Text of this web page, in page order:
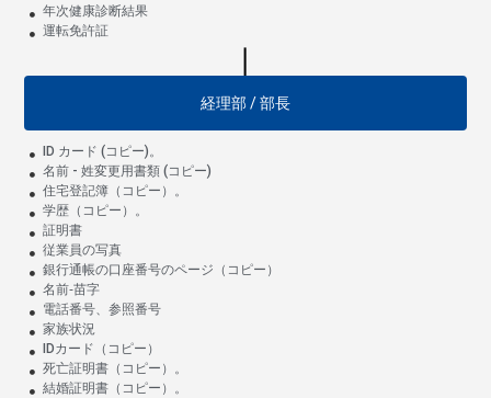
年次健康診断結果
運転免許証
経理部 / 部長
ID カード (コピー)。
名前 - 姓変更用書類 (コピー)
住宅登記簿（コピー）。
学歴（コピー）。
証明書
従業員の写真
銀行通帳の口座番号のページ（コピー）
名前‐苗字
電話番号、参照番号
家族状況
IDカード（コピー）
死亡証明書（コピー）。
結婚証明書（コピー）。